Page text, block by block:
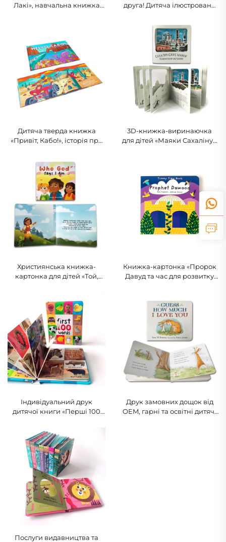
Лакі», навчальна книжка
друга! Дитяча ілюстрована
Дитяча тверда книжка
«Привіт, Кабо!», історія про
3D-книжка-виринаючка
для дітей «Маяки Сахаліну»,
Християнська книжка-
картонка для дітей «Той,
Книжка-картонка «Пророк
Давуд та час для розвитку
Індивідуальний друк
дитячої книги «Перші 100
книга в твердому переплесі
на дощках
Друк замовних дощок від
OEM, гарні та освітні дитячі
Послуги видавництва та